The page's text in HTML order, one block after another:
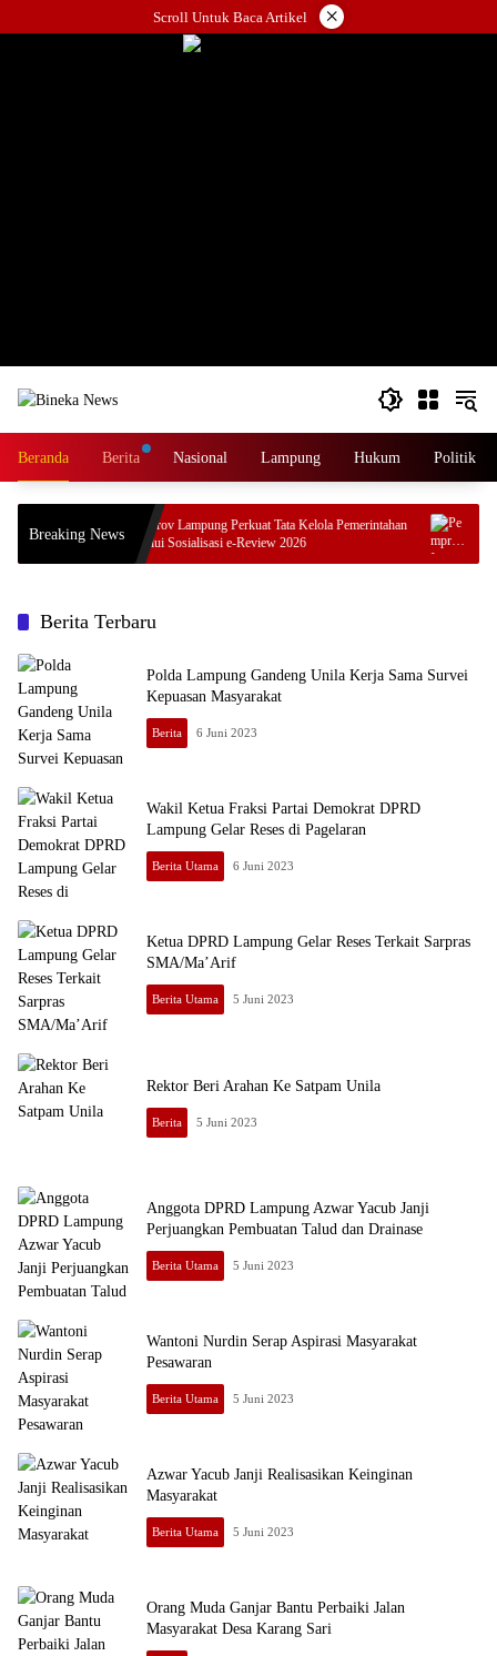
ke
Scroll Untuk Baca Artikel ×
Beranda Berita Nasional Lampung Hukum Politik
Breaking News
Pemprov Lampung Perkuat Tata Kelola Pemerintahan
melalui Sosialisasi e-Review 2026
Berita Terbaru
Polda Lampung Gandeng Unila Kerja Sama Survei
Kepuasan Masyarakat
Berita 6 Juni 2023
Wakil Ketua Fraksi Partai Demokrat DPRD
Lampung Gelar Reses di Pagelaran
Berita Utama 6 Juni 2023
Ketua DPRD Lampung Gelar Reses Terkait Sarpras
SMA/Ma’Arif
Berita Utama 5 Juni 2023
News
Rektor Beri Arahan Ke Satpam Unila
Berita 5 Juni 2023
Anggota DPRD Lampung Azwar Yacub Janji
Perjuangkan Pembuatan Talud dan Drainase
Berita Utama 5 Juni 2023
Wantoni Nurdin Serap Aspirasi Masyarakat
Pesawaran
Berita Utama 5 Juni 2023
Azwar Yacub Janji Realisasikan Keinginan
Masyarakat
Berita Utama 5 Juni 2023
Orang Muda Ganjar Bantu Perbaiki Jalan
Masyarakat Desa Karang Sari